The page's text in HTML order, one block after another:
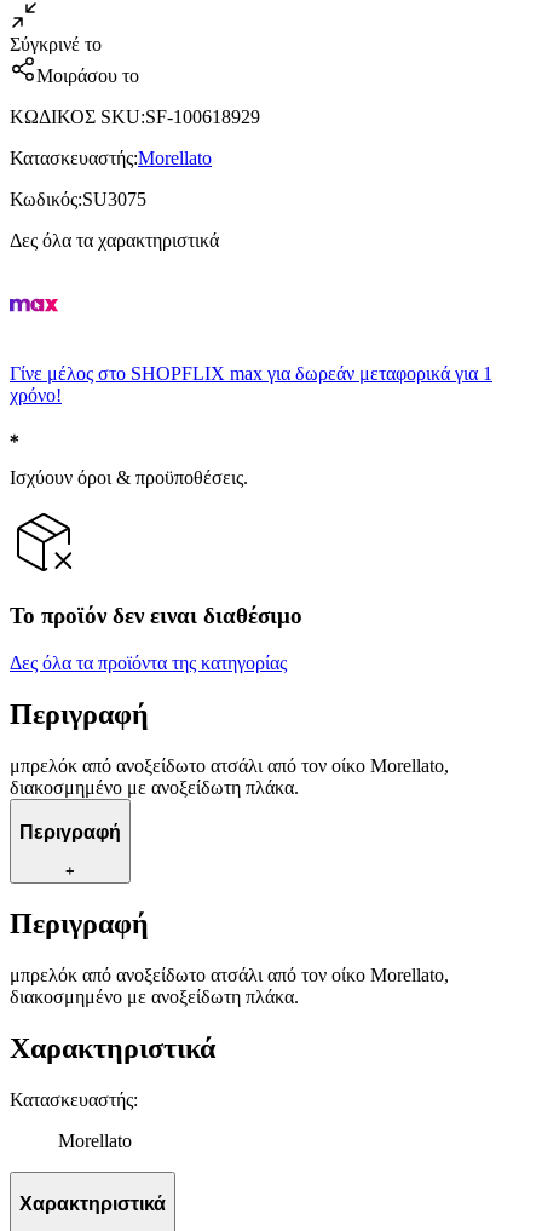
Σύγκρινέ το
Μοιράσου το
ΚΩΔΙΚΟΣ SKU:SF-100618929
Κατασκευαστής:Morellato
Κωδικός:SU3075
Δες όλα τα χαρακτηριστικά
Γίνε μέλος στο SHOPFLIX max για δωρεάν μεταφορικά για 1
χρόνο!
Ισχύουν όροι & προϋποθέσεις.
Το προϊόν δεν ειναι διαθέσιμο
Δες όλα τα προϊόντα της κατηγορίας
Περιγραφή
μπρελόκ από ανοξείδωτο ατσάλι από τον οίκο Morellato,
διακοσμημένο με ανοξείδωτη πλάκα.
Περιγραφή
+
Περιγραφή
μπρελόκ από ανοξείδωτο ατσάλι από τον οίκο Morellato,
διακοσμημένο με ανοξείδωτη πλάκα.
Χαρακτηριστικά
Κατασκευαστής:
Morellato
Χαρακτηριστικά